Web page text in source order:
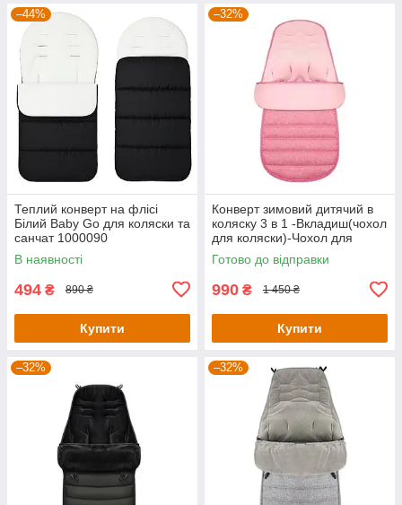
–44%
Теплий конверт на флісі
Білий Baby Go для коляски та
санчат 1000090
В наявності
494 ₴ 890 ₴
Купити
–32%
Конверт зимовий дитячий в
коляску 3 в 1 -Вкладиш(чохол
для коляски)-Чохол для
санок -Спальний мішок
флісовий Рожевий
Готово до відправки
990 ₴ 1 450 ₴
Купити
–32% –32%